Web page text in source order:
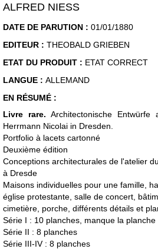
ALFRED NIESS
DATE DE PARUTION : 01/01/1880
EDITEUR : THEOBALD GRIEBEN
ETAT DU PRODUIT : ETAT CORRECT
LANGUE : ALLEMAND
EN RÉSUMÉ :
Livre rare. Architectonische
Herrmann Nicolai in Dresden.
Portfolio à lacets cartonné
Deuxième édition
Conceptions architecturales de l'atelier
à Dresde
Maisons individuelles pour une famille,
église protestante, salle de concert,
cimetière, porche, différents détails et
Série I : 10 planches, manque la planche
Série II : 8 planches
Série III-IV : 8 planches